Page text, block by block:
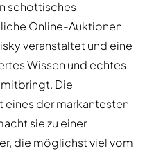
schottisches
Online-Auktionen
veranstaltet und eine
Wissen und echtes
Die
eines der markantesten
sie zu einer
die möglichst viel vom